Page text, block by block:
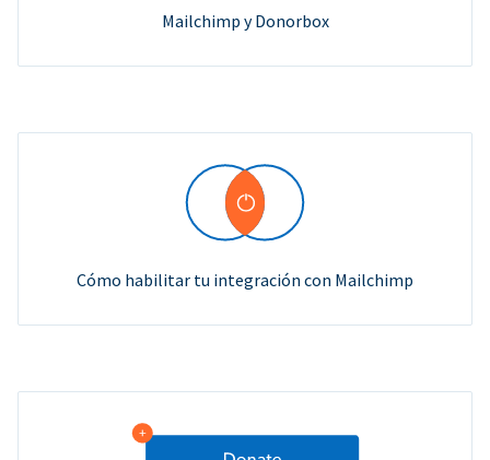
Mailchimp y Donorbox
Cómo habilitar tu integración con Mailchimp